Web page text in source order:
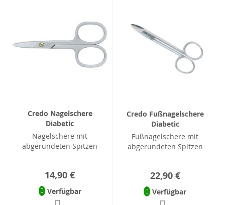
Credo Nagelschere
Diabetic
Nagelschere mit
abgerundeten Spitzen
14,90 €
Verfügbar
Credo Fußnagelschere
Diabetic
Fußnagelschere mit
abgerundeten Spitzen
22,90 €
Verfügbar